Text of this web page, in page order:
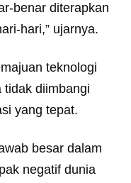
benar diterapkan
hari,” ujarnya.
teknologi
tidak diimbangi
yang tepat.
besar dalam
negatif dunia